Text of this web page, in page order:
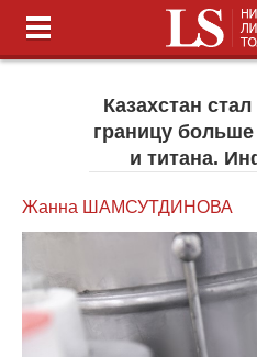
Казахстан
границу
и титана.
Жанна ШАМСУТДИНОВА